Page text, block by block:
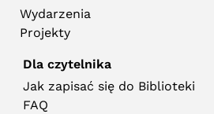
Wydarzenia
Projekty
Dla czytelnika
Jak zapisać się do Biblioteki
FAQ